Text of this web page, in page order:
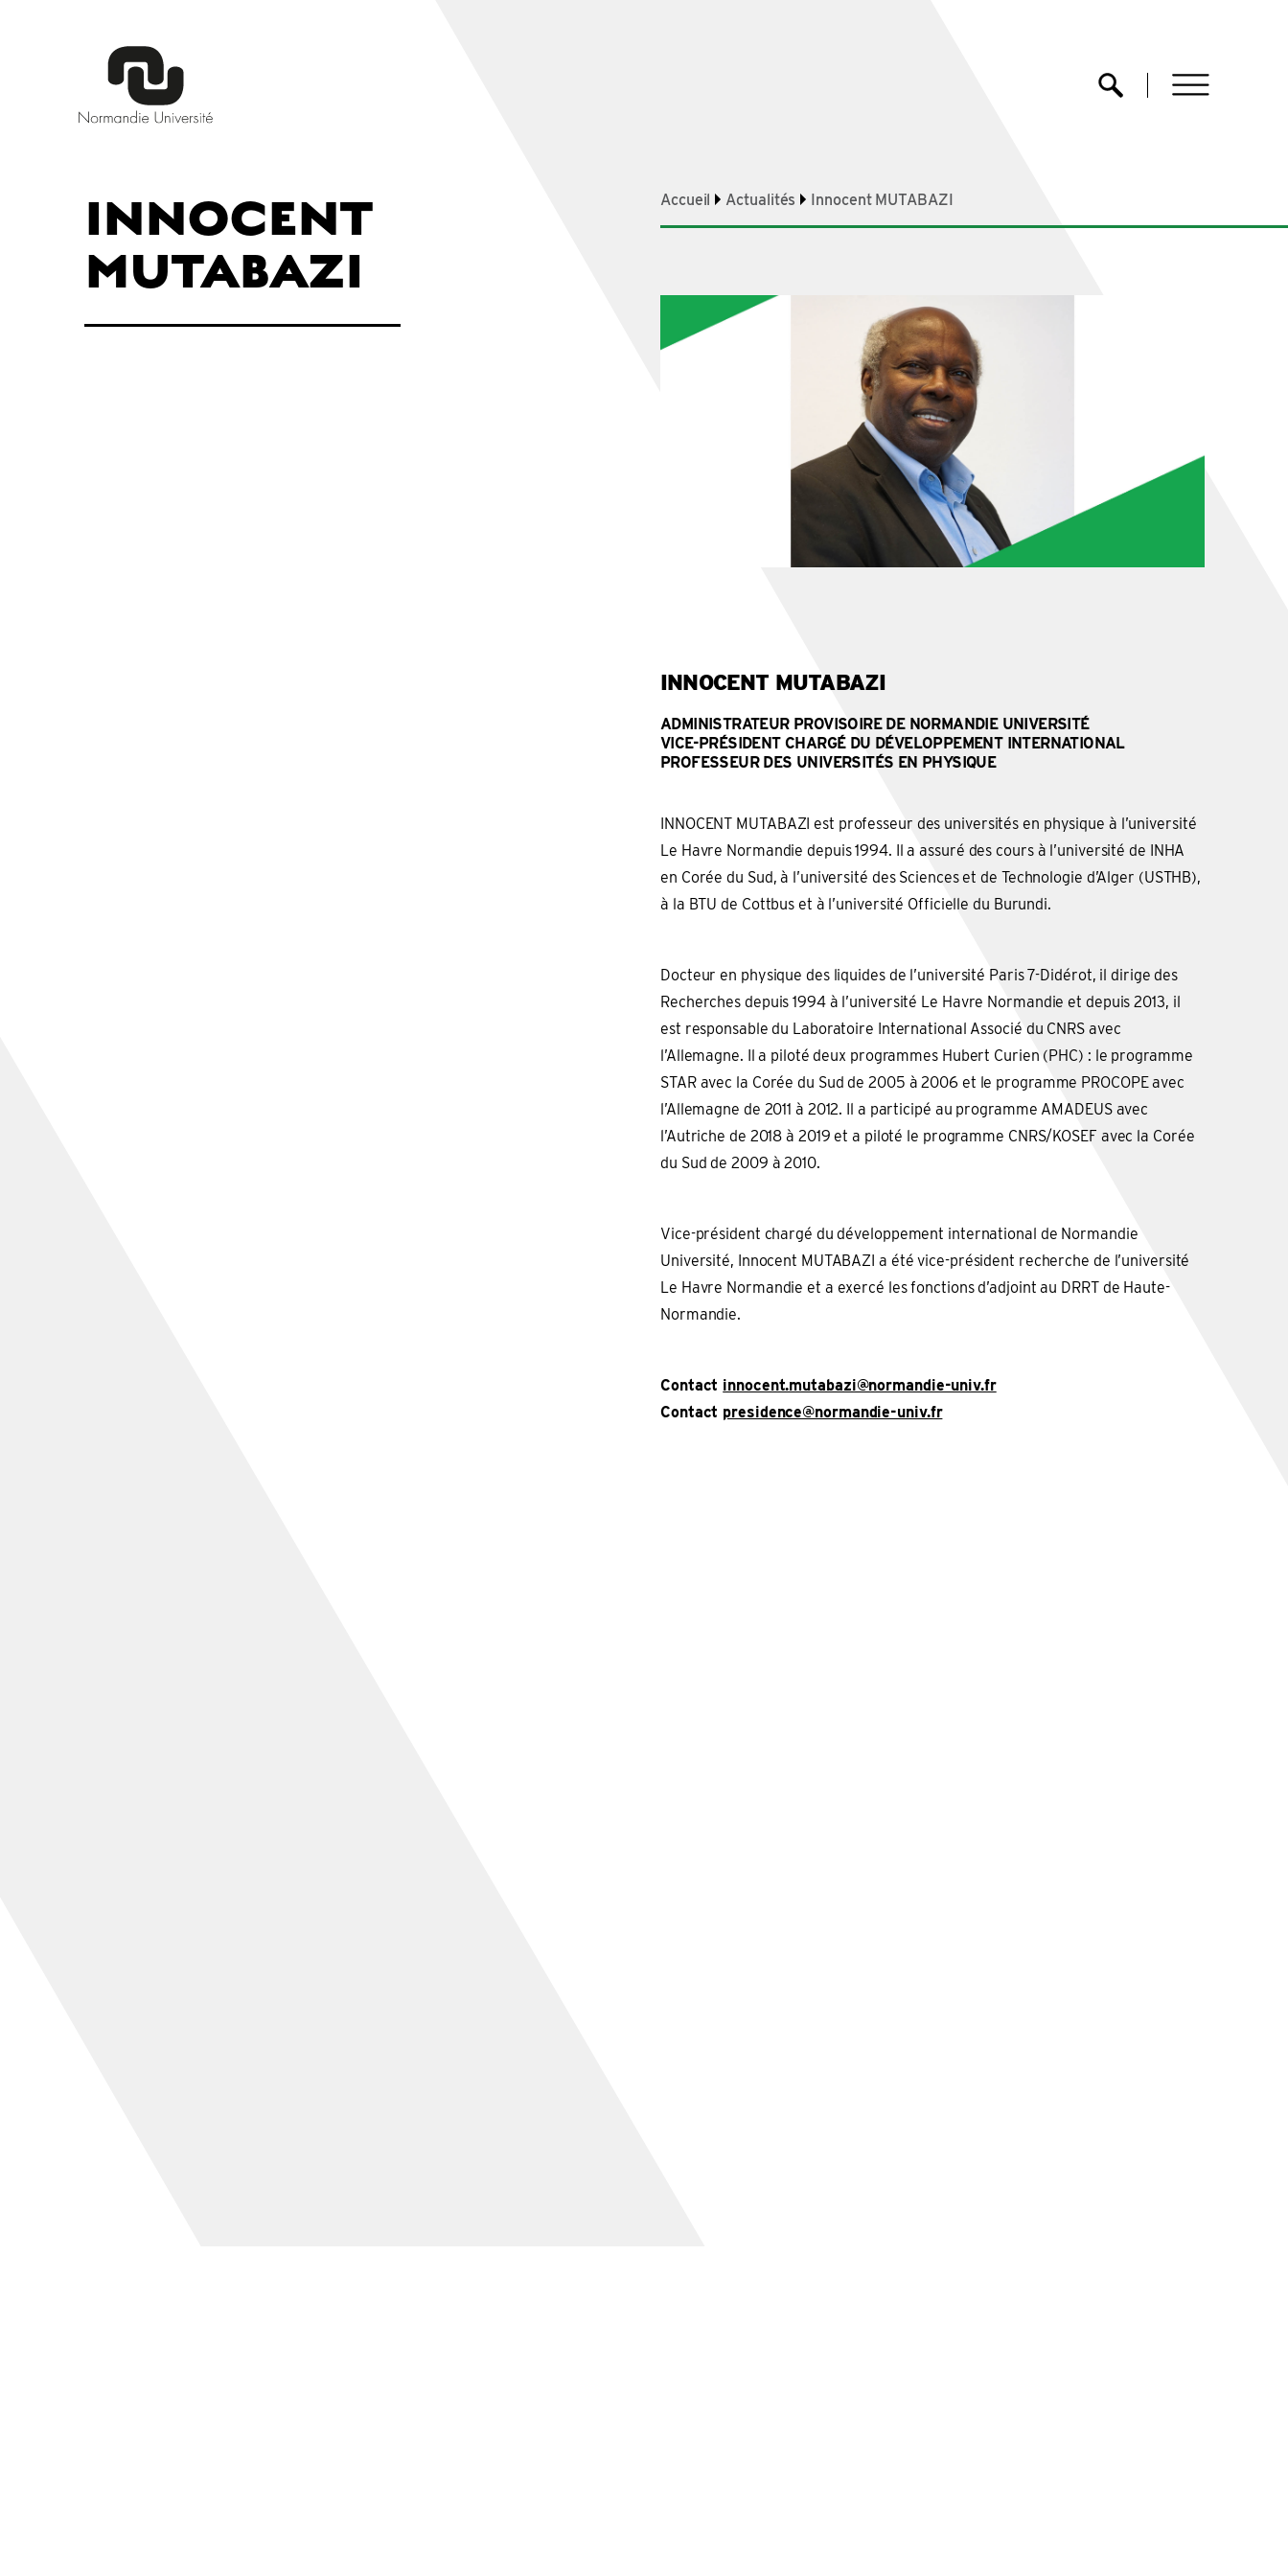
menu
INNOCENT
MUTABAZI
Accueil Actualités Innocent MUTABAZI
INNOCENT MUTABAZI
ADMINISTRATEUR PROVISOIRE DE NORMANDIE UNIVERSITÉ
VICE-PRÉSIDENT CHARGÉ DU DÉVELOPPEMENT INTERNATIONAL
PROFESSEUR DES UNIVERSITÉS EN PHYSIQUE
INNOCENT MUTABAZI est professeur des universités en physique à l’université
Le Havre Normandie depuis 1994. Il a assuré des cours à l’université de INHA
en Corée du Sud, à l’université des Sciences et de Technologie d’Alger (USTHB),
à la BTU de Cottbus et à l’université Officielle du Burundi.
Docteur en physique des liquides de l’université Paris 7-Didérot, il dirige des
Recherches depuis 1994 à l’université Le Havre Normandie et depuis 2013, il
est responsable du Laboratoire International Associé du CNRS avec
l’Allemagne. Il a piloté deux programmes Hubert Curien (PHC) : le programme
STAR avec la Corée du Sud de 2005 à 2006 et le programme PROCOPE avec
l’Allemagne de 2011 à 2012. Il a participé au programme AMADEUS avec
l’Autriche de 2018 à 2019 et a piloté le programme CNRS/KOSEF avec la Corée
du Sud de 2009 à 2010.
Vice-président chargé du développement international de Normandie
Université, Innocent MUTABAZI a été vice-président recherche de l’université
Le Havre Normandie et a exercé les fonctions d’adjoint au DRRT de Haute-
Normandie.
Contact innocent.mutabazi@normandie-univ.fr
Contact presidence@normandie-univ.fr